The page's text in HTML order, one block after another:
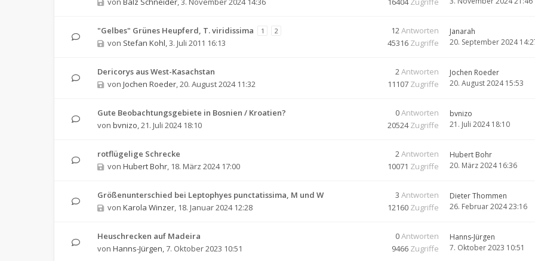
"Gelbes" Grünes Heupferd, T. viridissima 1 2
von Stefan Kohl,3. Juli 2011 16:13
12Antworten
45316 Zugriffe
Janarah
20. September 2024
Dericorys aus West-Kasachstan
von Jochen Roeder,20. August 2024 11:32
2Antworten
11107 Zugriffe
Jochen Roeder
20. August 2024 15:53
Gute Beobachtungsgebiete in Bosnien / Kroatien?
von bvnizo,21. Juli 2024 18:10
0Antworten
20524Zugriffe
bvnizo
21. Juli 2024 18:10
rotflügelige Schrecke
von Hubert Bohr, 18. März 2024 17:00
2Antworten
10071 Zugriffe
Hubert Bohr
20. März 2024 16:36
Größenunterschied bei Leptophyes punctatissima, M und W
von Karola Winzer, 18. Januar 2024 12:28
3 Antworten
12160 Zugriffe
Dieter Thommen
26. Februar 2024 23:16
Heuschrecken auf Madeira
von Hanns-Jürgen,7. Oktober 2023 10:51
0Antworten
9466 Zugriffe
Hanns-Jürgen
7. Oktober 2023 10:51